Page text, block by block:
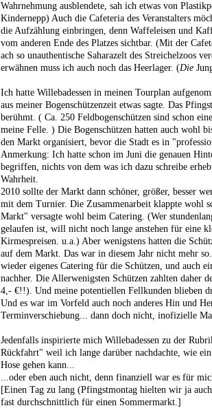
Wahrnehmung ausblendete, sah ich etwas von
Kindernepp) Auch die Cafeteria des Veranstalters
die Aufzählung einbringen, denn Waffeleisen und
vom anderen Ende des Platzes sichtbar. (Mit der
ach so unauthentische Saharazelt des Streichelzoos
erwähnen muss ich auch noch das Heerlager. (Die
Ich hatte Willebadessen in meinen Tourplan
aus meiner Bogenschützenzeit etwas sagte. Das
berühmt. ( Ca. 250 Feldbogenschützen sind schon
meine Felle. ) Die Bogenschützen hatten auch wohl
den Markt organisiert, bevor die Stadt es in
Anmerkung: Ich hatte schon im Juni die genauen
begriffen, nichts von dem was ich dazu schreibe
Wahrheit.
2010 sollte der Markt dann schöner, größer, besser
mit dem Turnier. Die Zusammenarbeit klappte wohl
Markt" versagte wohl beim Catering. (Wer
gelaufen ist, will nicht noch lange anstehen für eine
Kirmespreisen. u.a.) Aber wenigstens hatten die
auf dem Markt. Das war in diesem Jahr nicht mehr
wieder eigenes Catering für die Schützen, und auch
nachher. Die Allerwenigsten Schützen zahlten daher
4,- €!!). Und meine potentiellen Fellkunden blieben
Und es war im Vorfeld auch noch anderes Hin und
Terminverschiebung... dann doch nicht, inofizielle
Jedenfalls inspirierte mich Willebadessen zu der
Rückfahrt" weil ich lange darüber nachdachte, wie
Hose gehen kann...
...oder eben auch nicht, denn finanziell war es für
[Einen Tag zu lang (Pfingstmontag hielten wir ja
fast durchschnittlich für einen Sommermarkt.]